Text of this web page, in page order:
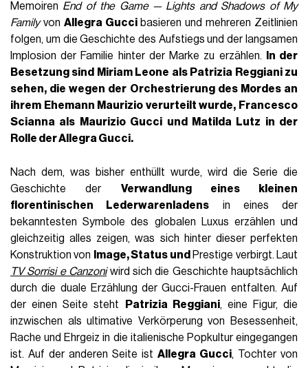
Memoiren End of the Game — Lights and Shadows of My
Familyvon Allegra Guccibasieren und mehreren Zeitlinien
folgen, um die Geschichte des Aufstiegs und der langsamen
Implosion der Familie hinter der Marke zu erzählen.
In der
Besetzung sind Miriam Leone als Patrizia Reggianizu
sehen, die wegen der Orchestrierung des Mordes an
ihrem Ehemann Maurizio verurteilt wurde, Francesco
Scianna als
Maurizio Gucci und Matilda Lutz in der
Rolle der Allegra Gucci.
Nach dem, was bisher enthüllt wurde, wird die Serie die
Geschichte der Verwandlung eines kleinen
florentinischen Lederwarenladens in eines der
bekanntesten Symbole des globalen Luxus erzählen und
gleichzeitig alles zeigen, was sich hinter dieser perfekten
Konstruktion von
Image, Status und Prestige verbirgt. Laut
TV Sorrisi e Canzoniwird sich die Geschichte hauptsächlich
durch die duale Erzählung der Gucci-Frauen entfalten. Auf
der einen Seite steht
Patrizia Reggiani, eine Figur, die
inzwischen als ultimative Verkörperung von Besessenheit,
Rache und Ehrgeiz in die italienische Popkultur eingegangen
ist. Auf der anderen Seite ist Allegra Gucci, Tochter von